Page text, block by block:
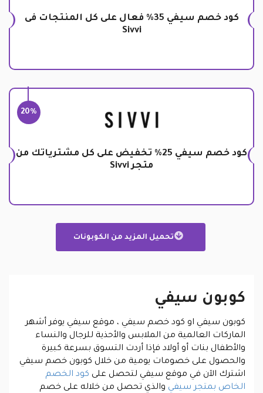
كود خصم سيفي 35% فعال على كل المنتجات فى
Sivvi
20%
كود خصم سيفي 25% تخفيض على كل مشترياتك من
متجر Sivvi
تحميل المزيد من الكوبونات
كوبون سيفي
كوبون سيفي او كود خصم سيفي ، موقع سيفي يوفر أشهر
الماركات العالمية من الملابس والأحذية للرجال والنساء
والأطفال بنات أو أولاد فإذا أردت التسوق بسرعة كبيرة
والحصول على خصومات يومية من خلال كوبون خصم سيفي
اشترك الآن في موقع سيفي لتحصل على كود الخصم
الخاص بمتجر سيفي والذي تحصل من خلاله على خصم